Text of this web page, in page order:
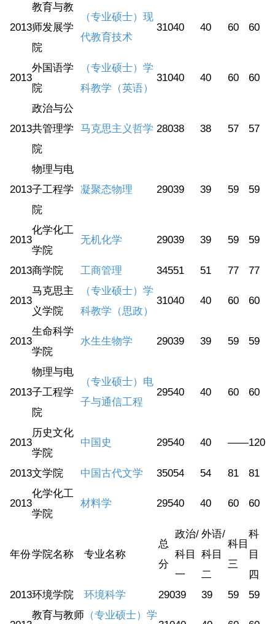
2013
教育与教
师发展学
院
（专业硕士）现
代教育技术
31040 40 60 60
2013
外国语学
院
（专业硕士）学
科教学（英语）
31040 40 60 60
2013
政治与公
共管理学
院
马克思主义哲学 28038 38 57 57
2013
物理与电
子工程学
院
凝聚态物理 29039 39 59 59
2013
化学化工
学院
无机化学 29039 39 59 59
2013商学院 工商管理 34551 51 77 77
2013
马克思主
义学院
（专业硕士）学
科教学（思政）
31040 40 60 60
2013
生命科学
学院
水生生物学 29039 39 59 59
2013
物理与电
子工程学
院
（专业硕士）电
子与通信工程
29540 40 60 60
2013
历史文化
学院
中国史 29540 40 ——120
2013文学院 中国古代文学 35054 54 81 81
2013
化学化工
学院
材料学 29540 40 60 60
年份学院名称 专业名称
总
分
政治/
科目
一
外语/
科目
二
科目
三
科
目
四
2013环境学院 环境科学 29039 39 59 59
教育与教师（专业硕士）学